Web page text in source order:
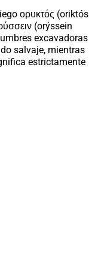
ορυκτός (oriktós
(orýssein
excavadoras
salvaje, mientras
estrictamente